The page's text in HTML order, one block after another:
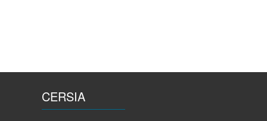
CERSIA